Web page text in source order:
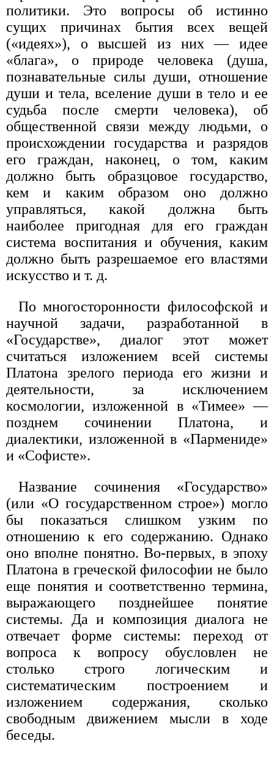
политики. Это вопросы об истинно
сущих причинах бытия всех вещей
(«идеях»), о высшей из них — идее
«блага», о природе человека (душа,
познавательные силы души, отношение
души и тела, вселение души в тело и ее
судьба после смерти человека), об
общественной связи между людьми, о
происхождении государства и разрядов
его граждан, наконец, о том, каким
должно быть образцовое государство,
кем и каким образом оно должно
управляться, какой должна быть
наиболее пригодная для его граждан
система воспитания и обучения, каким
должно быть разрешаемое его властями
искусство и т. д.
По многосторонности философской и
научной задачи, разработанной в
«Государстве», диалог этот может
считаться изложением всей системы
Платона зрелого периода его жизни и
деятельности, за исключением
космологии, изложенной в «Тимее» —
позднем сочинении Платона, и
диалектики, изложенной в «Пармениде»
и «Софисте».
Название сочинения «Государство»
(или «О государственном строе») могло
бы показаться слишком узким по
отношению к его содержанию. Однако
оно вполне понятно. Во-первых, в эпоху
Платона в греческой философии не было
еще понятия и соответственно термина,
выражающего позднейшее понятие
системы. Да и композиция диалога не
отвечает форме системы: переход от
вопроса к вопросу обусловлен не
столько строго логическим и
систематическим построением и
изложением содержания, сколько
свободным движением мысли в ходе
беседы.